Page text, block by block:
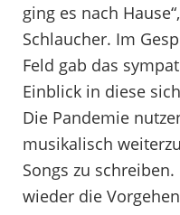
ging es nach
Schlaucher. Im
Feld gab das
Einblick in diese
Die Pandemie
musikalisch
Songs zu
wieder die